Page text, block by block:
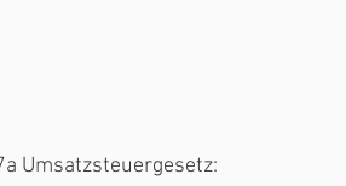
Umsatzsteuergesetz: